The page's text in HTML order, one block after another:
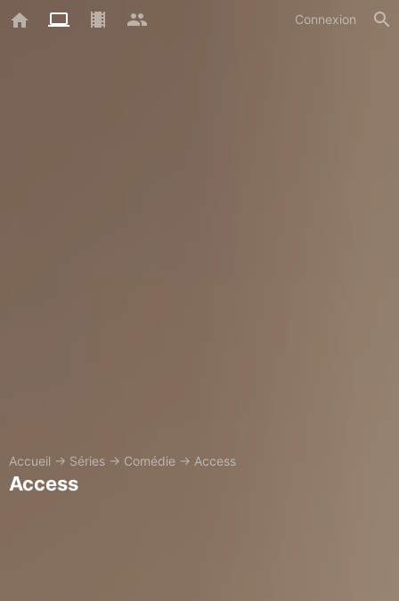
Connexion
Accueil → Séries → Comédie → Access
Access